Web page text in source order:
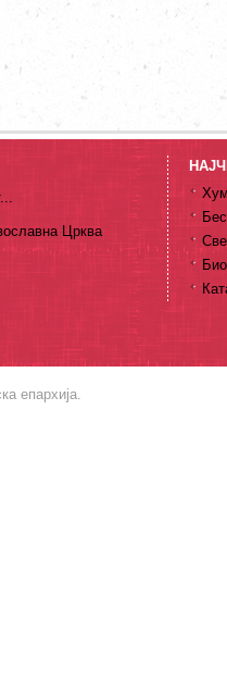
Црква
епархија.